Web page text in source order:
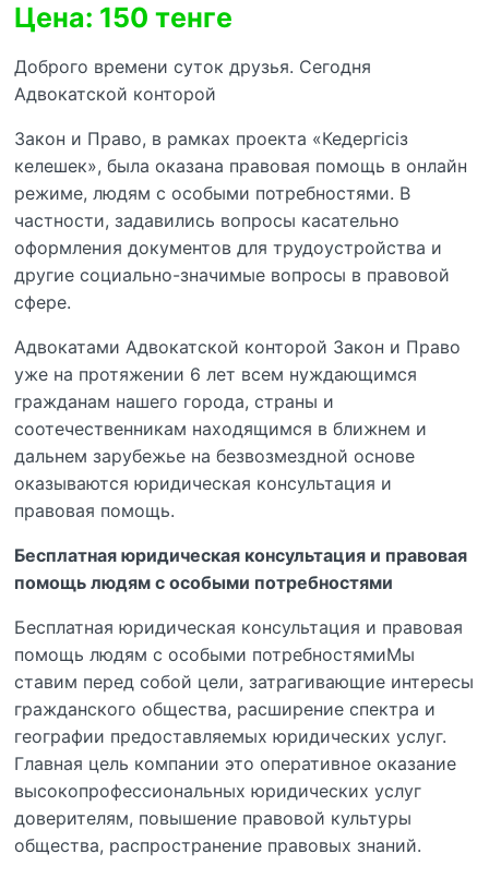
Цена: 150 тенге
Доброго времени суток друзья. Сегодня
Адвокатской конторой
Закон и Право, в рамках проекта «Кедергісіз
келешек», была оказана правовая помощь в онлайн
режиме, людям с особыми потребностями. В
частности, задавились вопросы касательно
оформления документов для трудоустройства и
другие социально-значимые вопросы в правовой
сфере.
Адвокатами Адвокатской конторой Закон и Право
уже на протяжении 6 лет всем нуждающимся
гражданам нашего города, страны и
соотечественникам находящимся в ближнем и
дальнем зарубежье на безвозмездной основе
оказываются юридическая консультация и
правовая помощь.
Бесплатная юридическая консультация и правовая
помощь людям с особыми потребностями
Бесплатная юридическая консультация и правовая
помощь людям с особыми потребностямиМы
ставим перед собой цели, затрагивающие интересы
гражданского общества, расширение спектра и
географии предоставляемых юридических услуг.
Главная цель компании это оперативное оказание
высокопрофессиональных юридических услуг
доверителям, повышение правовой культуры
общества, распространение правовых знаний.